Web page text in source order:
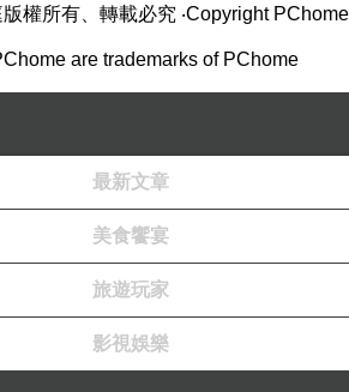
版權所有、轉載必究 ‧Copyright PChome
are trademarks of PChome
最新文章
美食饗宴
旅遊玩家
影視娛樂